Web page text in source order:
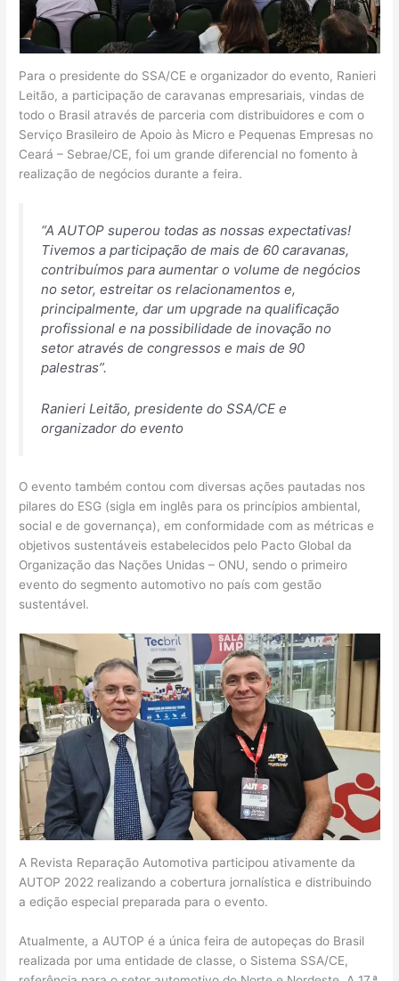
Para o presidente do SSA/CE e organizador do evento, Ranieri
Leitão, a participação de caravanas empresariais, vindas de
todo o Brasil através de parceria com distribuidores e com o
Serviço Brasileiro de Apoio às Micro e Pequenas Empresas no
Ceará – Sebrae/CE, foi um grande diferencial no fomento à
realização de negócios durante a feira.
“A AUTOP superou todas as nossas expectativas!
Tivemos a participação de mais de 60 caravanas,
contribuímos para aumentar o volume de negócios
no setor, estreitar os relacionamentos e,
principalmente, dar um upgrade na qualificação
profissional e na possibilidade de inovação no
setor através de congressos e mais de 90
palestras”.
Ranieri Leitão, presidente do SSA/CE e
organizador do evento
O evento também contou com diversas ações pautadas nos
pilares do ESG (sigla em inglês para os princípios ambiental,
social e de governança), em conformidade com as métricas e
objetivos sustentáveis estabelecidos pelo Pacto Global da
Organização das Nações Unidas – ONU, sendo o primeiro
evento do segmento automotivo no país com gestão
sustentável.
A Revista Reparação Automotiva participou ativamente da
AUTOP 2022 realizando a cobertura jornalística e distribuindo
a edição especial preparada para o evento.
Atualmente, a AUTOP é a única feira de autopeças do Brasil
realizada por uma entidade de classe, o Sistema SSA/CE,